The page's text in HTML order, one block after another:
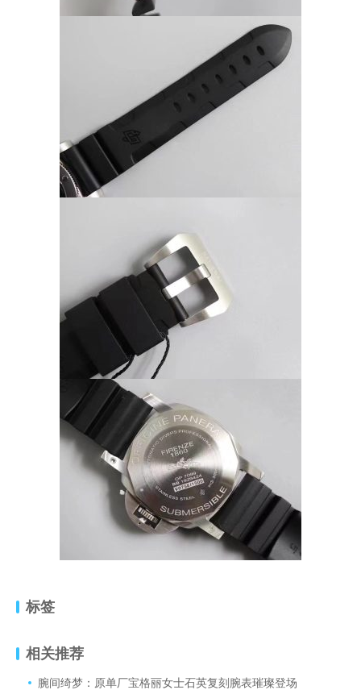
标签
相关推荐
腕间绮梦：原单厂宝格丽女士石英复刻腕表璀璨登场